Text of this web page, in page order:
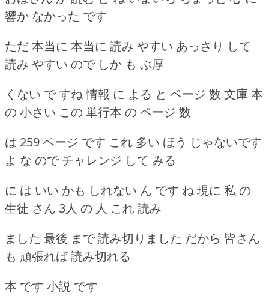
響か なかった です
ただ 本当に 本当に 読み やすい あっさり して
読み やすい ので しか も ぶ厚
くない で すね 情報 に よる と ページ 数 文庫 本
の 小さい この 単行本 の ページ 数
は 259 ページ です これ 多い ほう じゃないです
よ な ので チャレンジ して みる
に は いい かも しれない ん です ね 現に 私 の
生徒 さん 3人 の 人 これ 読み
ました 最後 まで 読み切りました だから 皆さん
も 頑張れば 読み切れる
本 です 小説 です